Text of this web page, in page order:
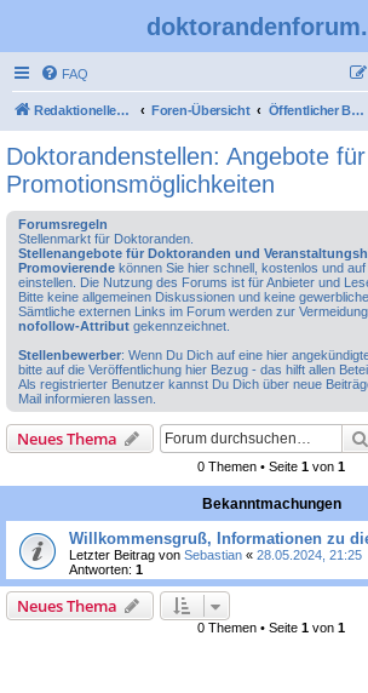
FAQ
Redaktioneller Teil Foren-Übersicht Öffentlicher Bereich
Doktorandenstellen: Angebote für
Promotionsmöglichkeiten
Forumsregeln
Stellenmarkt für Doktoranden.
Stellenangebote für Doktoranden und
Promovierende können Sie hier schnell, kostenlos und
einstellen. Die Nutzung des Forums ist für Anbieter und
Bitte keine allgemeinen Diskussionen und keine
Sämtliche externen Links im Forum werden zur
nofollow-Attribut gekennzeichnet.
Stellenbewerber: Wenn Du Dich auf eine hier
bitte auf die Veröffentlichung hier Bezug - das hilft allen
Als registrierter Benutzer kannst Du Dich über neue
Mail informieren lassen.
Neues Thema
0 Themen • Seite 1 von 1
Bekanntmachungen
Willkommensgruß, Informationen zu
Letzter Beitrag von Sebastian « 28.05.2024, 21:25
Antworten: 1
Neues Thema
0 Themen • Seite 1 von 1